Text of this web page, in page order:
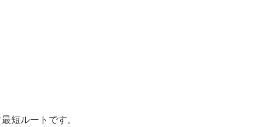
短ルートです。